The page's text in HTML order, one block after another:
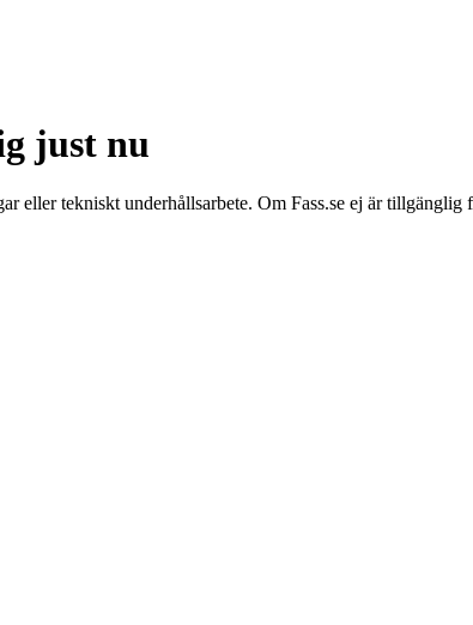
just nu
eller tekniskt underhållsarbete. Om Fass.se ej är